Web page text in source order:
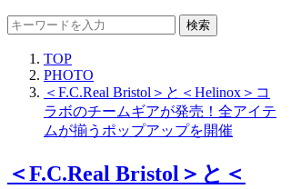
検索
TOP
PHOTO
＜F.C.Real Bristol＞と＜Helinox＞コ
ラボのチームギアが発売！全アイテ
ムが揃うポップアップを開催
＜F.C.Real Bristol＞と＜